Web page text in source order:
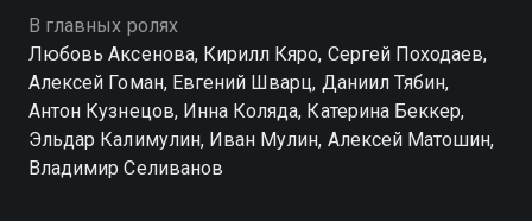
В главных ролях
Любовь Аксенова, Кирилл Кяро, Сергей Походаев,
Алексей Гоман, Евгений Шварц, Даниил Тябин,
Антон Кузнецов, Инна Коляда, Катерина Беккер,
Эльдар Калимулин, Иван Мулин, Алексей Матошин,
Владимир Селиванов